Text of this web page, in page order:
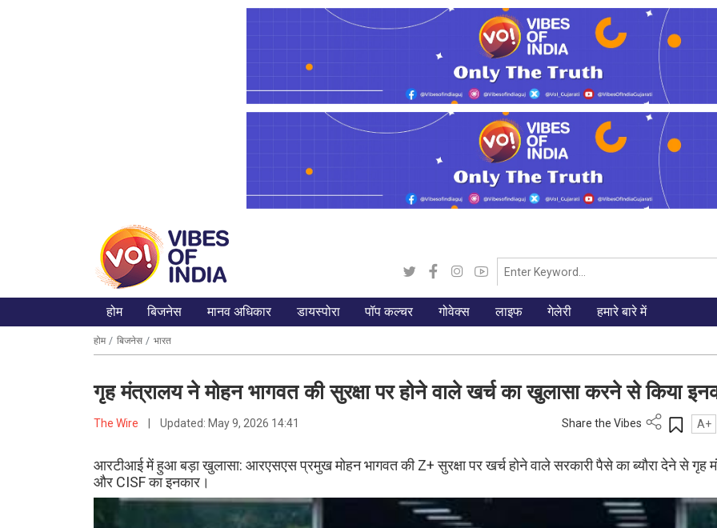
होम बिजनेस मानव अधिकार डायस्पोरा पॉप कल्चर गोवेक्स लाइफ गेलेरी हमारे बारे में
होम बिजनेस भारत
गृह मंत्रालय ने मोहन भागवत की सुरक्षा पर होने वाले खर्च का खुलासा करने से किया
The Wire Updated: May 9, 2026 14:41 Share the Vibes A+
आरटीआई में हुआ बड़ा खुलासा: आरएसएस प्रमुख मोहन भागवत की Z+ सुरक्षा पर खर्च होने वाले सरकारी पैसे का ब्यौरा देने से गृह
और CISF का इनकार।